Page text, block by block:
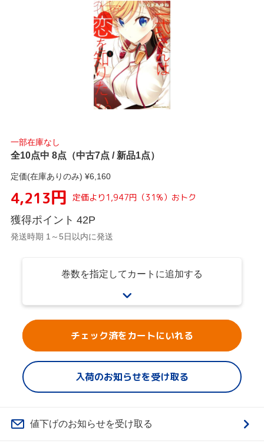
一部在庫なし
全10点中 8点（中古7点 / 新品1点）
定価(在庫ありのみ) ¥6,160
4,213円 定価より 1,947円 （31 %） おトク
獲得ポイント 42P
発送時期 1～5日以内に発送
巻数を指定してカートに追加する
チェック済をカートにいれる
入荷のお知らせを受け取る
値下げのお知らせを受け取る